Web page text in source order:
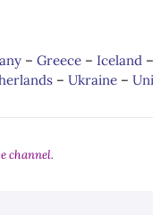
– Greece – Iceland –
– Ukraine –
channel.